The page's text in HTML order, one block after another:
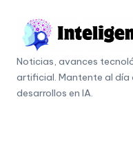
content
I
n
t
Noticias, avances
artificial. Mantente al día
desarrollos en IA.